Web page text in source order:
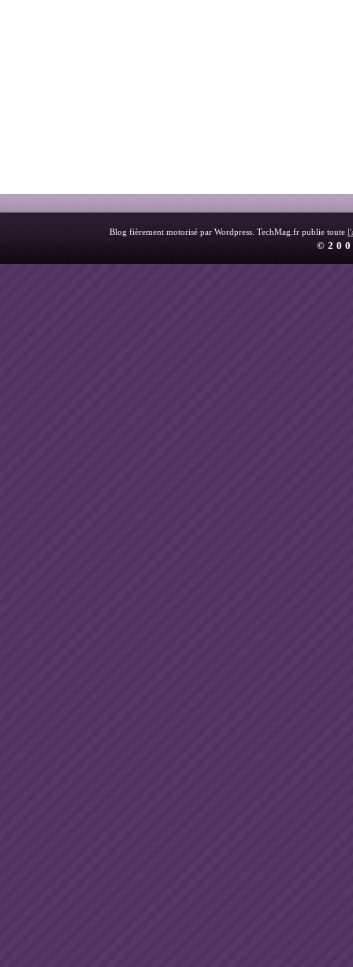
Blog fièrement motorisé par Wordpress. TechMag.fr publie toute